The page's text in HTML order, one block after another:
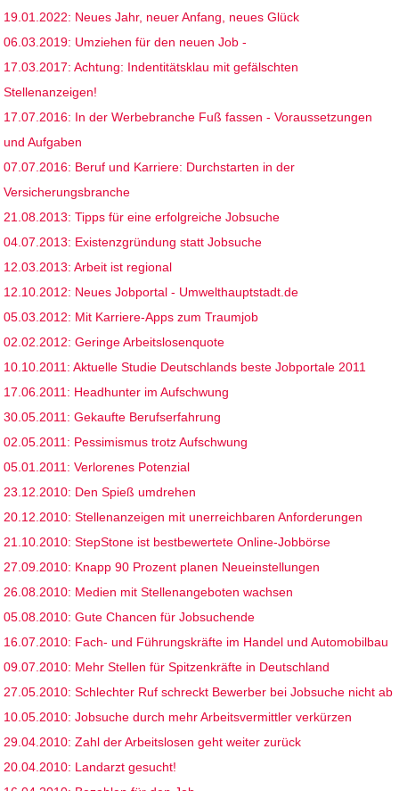
19.01.2022: Neues Jahr, neuer Anfang, neues Glück
06.03.2019: Umziehen für den neuen Job -
17.03.2017: Achtung: Indentitätsklau mit gefälschten
Stellenanzeigen!
17.07.2016: In der Werbebranche Fuß fassen - Voraussetzungen
und Aufgaben
07.07.2016: Beruf und Karriere: Durchstarten in der
Versicherungsbranche
21.08.2013: Tipps für eine erfolgreiche Jobsuche
04.07.2013: Existenzgründung statt Jobsuche
12.03.2013: Arbeit ist regional
12.10.2012: Neues Jobportal - Umwelthauptstadt.de
05.03.2012: Mit Karriere-Apps zum Traumjob
02.02.2012: Geringe Arbeitslosenquote
10.10.2011: Aktuelle Studie Deutschlands beste Jobportale 2011
17.06.2011: Headhunter im Aufschwung
30.05.2011: Gekaufte Berufserfahrung
02.05.2011: Pessimismus trotz Aufschwung
05.01.2011: Verlorenes Potenzial
23.12.2010: Den Spieß umdrehen
20.12.2010: Stellenanzeigen mit unerreichbaren Anforderungen
21.10.2010: StepStone ist bestbewertete Online-Jobbörse
27.09.2010: Knapp 90 Prozent planen Neueinstellungen
26.08.2010: Medien mit Stellenangeboten wachsen
05.08.2010: Gute Chancen für Jobsuchende
16.07.2010: Fach- und Führungskräfte im Handel und Automobilbau
09.07.2010: Mehr Stellen für Spitzenkräfte in Deutschland
27.05.2010: Schlechter Ruf schreckt Bewerber bei Jobsuche nicht ab
10.05.2010: Jobsuche durch mehr Arbeitsvermittler verkürzen
29.04.2010: Zahl der Arbeitslosen geht weiter zurück
20.04.2010: Landarzt gesucht!